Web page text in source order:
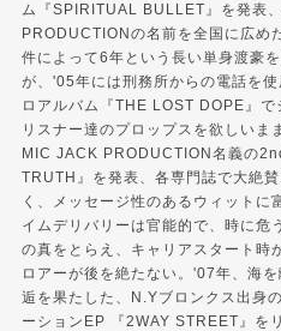
ム『SPIRITUAL BULLET』を発表
PRODUCTIONの名前を全国に広め
件によって6年という長い単身渡豪
が、'05年には刑務所からの電話を
ロアルバム『THE LOST DOPE』
リスナー達のプロップスを欲しいま
MIC JACK PRODUCTION名義の
TRUTH』を発表、各専門誌で大絶
く、メッセージ性のあるウィットに
イムデリバリーは官能的で、時に危
の真をとらえ、キャリアスタート時
ロアーが後を絶たない。'07年、海
逅を果たした、N.Yブロンクス出身
ーションEP 『2WAY STREET』を